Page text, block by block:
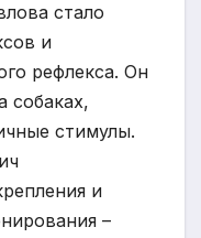
стало
и
рефлекса. Он
собаках,
стимулы.
и
–